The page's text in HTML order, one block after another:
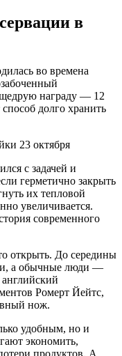
в
во времена
награду — 12
долго хранить
с задачей и
герметично закрыть
их тепловой
увеличивается.
современного
открыть. До середины
а обычные люди —
Ромерт Йейтс,
нож.
удобным, но и
экономить,